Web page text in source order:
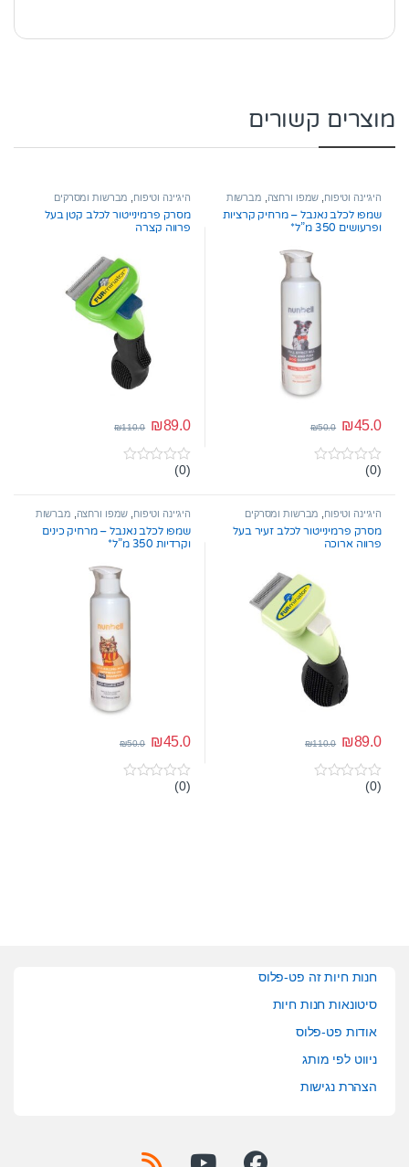
מוצרים קשורים
היגיינה וטיפוח שמפו ורחצה
מברשות
שמפו לכלב נאנבל – מרחיק קרציות
ופרעושים 350 מ”ל*
₪45.0
₪50.0
0
t
f
5
(0)
היגיינה וטיפוח מברשות ומסרקים
מסרק פרמינייטור לכלב קטן בעל
פרווה קצרה
₪89.0
₪110.0
0
t
f
5
(0)
היגיינה וטיפוח מברשות ומסרקים
מסרק פרמינייטור לכלב זעיר בעל
פרווה ארוכה
₪89.0
₪110.0
0(0)
היגיינה וטיפוח שמפו ורחצה
מברשות
שמפו לכלב נאנבל – מרחיק כינים
וקרדיות 350 מ”ל*
₪45.0
₪50.0
0(0)
חנות חיות זה פט-פלוס
סיטונאות חנות חיות
אודות פט-פלוס
ניווט לפי מותג
הצהרת נגישות